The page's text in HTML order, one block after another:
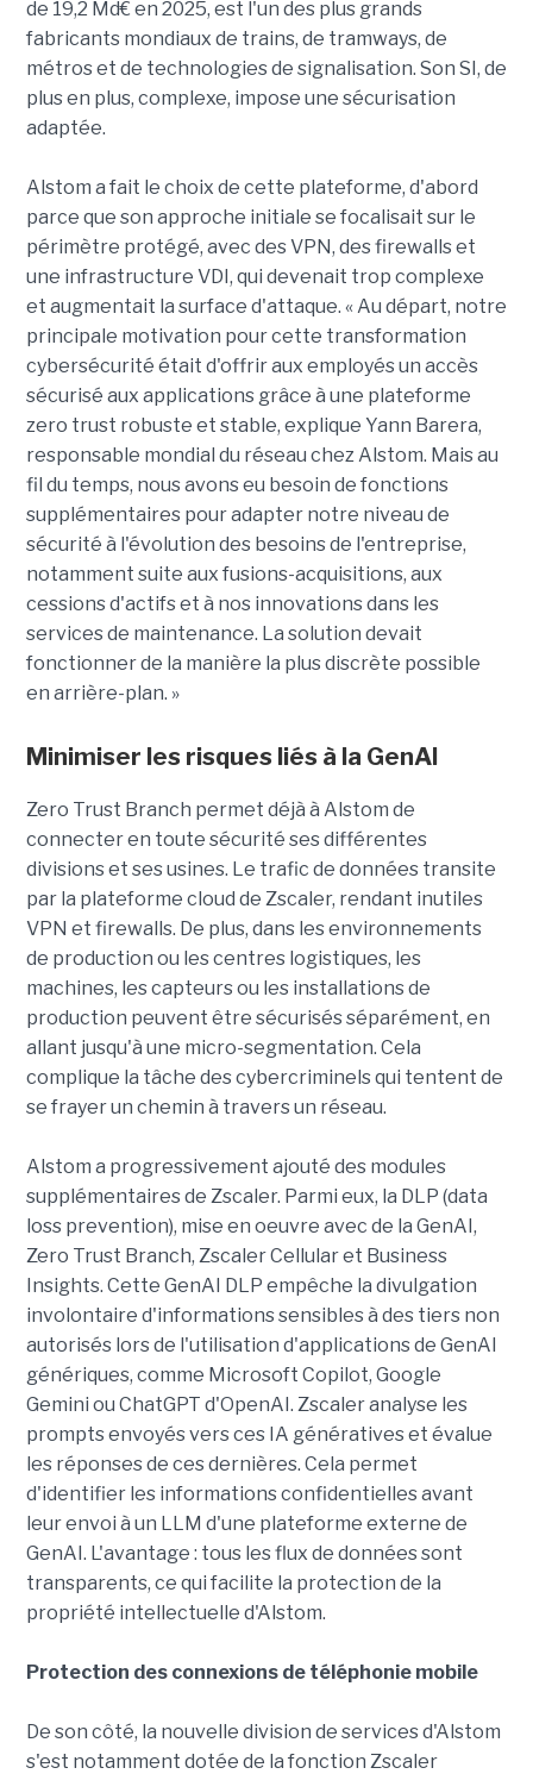
de 19,2 Md€ en 2025, est l'un des plus grands
fabricants mondiaux de trains, de tramways, de
métros et de technologies de signalisation. Son SI, de
plus en plus, complexe, impose une sécurisation
adaptée.
Alstom a fait le choix de cette plateforme, d'abord
parce que son approche initiale se focalisait sur le
périmètre protégé, avec des VPN, des firewalls et
une infrastructure VDI, qui devenait trop complexe
et augmentait la surface d'attaque. « Au départ, notre
principale motivation pour cette transformation
cybersécurité était d'offrir aux employés un accès
sécurisé aux applications grâce à une plateforme
zero trust robuste et stable, explique Yann Barera,
responsable mondial du réseau chez Alstom. Mais au
fil du temps, nous avons eu besoin de fonctions
supplémentaires pour adapter notre niveau de
sécurité à l'évolution des besoins de l'entreprise,
notamment suite aux fusions-acquisitions, aux
cessions d'actifs et à nos innovations dans les
services de maintenance. La solution devait
fonctionner de la manière la plus discrète possible
en arrière-plan. »
Minimiser les risques liés à la GenAI
Zero Trust Branch permet déjà à Alstom de
connecter en toute sécurité ses différentes
divisions et ses usines. Le trafic de données transite
par la plateforme cloud de Zscaler, rendant inutiles
VPN et firewalls. De plus, dans les environnements
de production ou les centres logistiques, les
machines, les capteurs ou les installations de
production peuvent être sécurisés séparément, en
allant jusqu'à une micro-segmentation. Cela
complique la tâche des cybercriminels qui tentent de
se frayer un chemin à travers un réseau.
Alstom a progressivement ajouté des modules
supplémentaires de Zscaler. Parmi eux, la DLP (data
loss prevention), mise en oeuvre avec de la GenAI,
Zero Trust Branch, Zscaler Cellular et Business
Insights. Cette GenAI DLP empêche la divulgation
involontaire d'informations sensibles à des tiers non
autorisés lors de l'utilisation d'applications de GenAI
génériques, comme Microsoft Copilot, Google
Gemini ou ChatGPT d'OpenAI. Zscaler analyse les
prompts envoyés vers ces IA génératives et évalue
les réponses de ces dernières. Cela permet
d'identifier les informations confidentielles avant
leur envoi à un LLM d'une plateforme externe de
GenAI. L'avantage : tous les flux de données sont
transparents, ce qui facilite la protection de la
propriété intellectuelle d'Alstom.
Protection des connexions de téléphonie mobile
De son côté, la nouvelle division de services d'Alstom
s'est notamment dotée de la fonction Zscaler